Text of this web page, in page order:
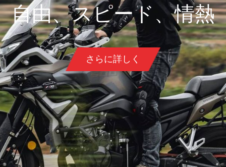
自由、スピード、情熱
さらに詳しく